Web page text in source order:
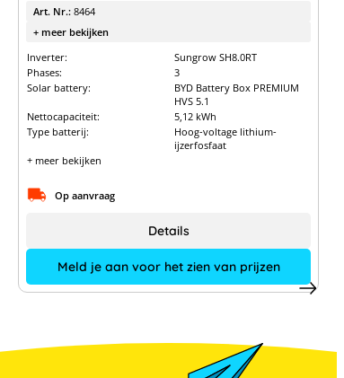
Art. Nr.: 8464
+ meer bekijken
Inverter:
Sungrow SH8.0RT
Phases:
3
Solar battery:
BYD Battery Box PREMIUM
HVS 5.1
Nettocapaciteit:
5,12 kWh
Type batterij:
Hoog-voltage lithium-
ijzerfosfaat
+ meer bekijken
Op aanvraag
Meld je aan voor het zien van prijzen
Details